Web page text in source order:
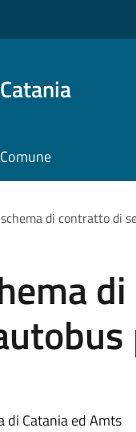
di contratto di
di Catania ed Amts